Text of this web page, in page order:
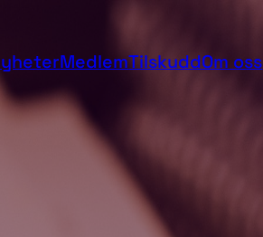
MedlemTilskuddOm oss